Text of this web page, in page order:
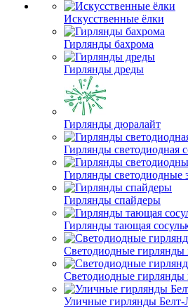
Искусственные ёлки
Гирлянды бахрома
Гирлянды дреды
Гирлянды дюралайт
Гирлянды светодиодная
Гирлянды светодиодные
Гирлянды спайдеры
Гирлянды тающая
Светодиодные гирлянды
Светодиодные гирлянды
Уличные гирлянды Белт-